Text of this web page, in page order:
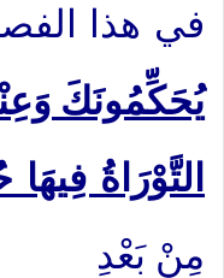
في هذا
يُحَكِّمُونَكَ
التَّوْرَاةُ
مِنْ بَعْدِ